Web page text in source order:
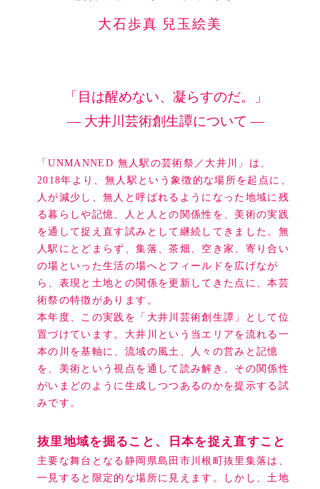
大石歩真 兒玉絵美
「目は醒めない、凝らすのだ。」
― 大井川芸術創生譚について ―
「UNMANNED 無人駅の芸術祭／大井川」は、
2018年より、無人駅という象徴的な場所を起点に、
人が減少し、無人と呼ばれるようになった地域に残
る暮らしや記憶、人と人との関係性を、美術の実践
を通して捉え直す試みとして継続してきました。無
人駅にとどまらず、集落、茶畑、空き家、寄り合い
の場といった生活の場へとフィールドを広げなが
ら、表現と土地との関係を更新してきた点に、本芸
術祭の特徴があります。
本年度、この実践を「大井川芸術創生譚」として位
置づけています。大井川という当エリアを流れる一
本の川を基軸に、流域の風土、人々の営みと記憶
を、美術という視点を通して読み解き、その関係性
がいまどのように生成しつつあるのかを提示する試
みです。
抜里地域を掘ること、日本を捉え直すこと
主要な舞台となる静岡県島田市川根町抜里集落は、
一見すると限定的な場所に見えます。しかし、土地